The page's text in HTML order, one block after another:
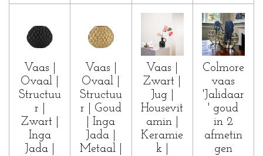
Vaas |
Ovaal |
Structuu
r |
Zwart |
Inga
Jada |
Vaas |
Ovaal |
Structuu
r | Goud
| Inga
Jada |
Metaal |
Vaas |
Zwart |
Jug |
Housevit
amin |
Keramie
k |
Colmore
vaas
'Jalidaar
' goud
in 2
afmetin
gen